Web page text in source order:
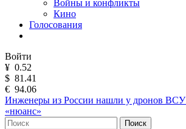
Войны и конфликты
Кино
Голосования
Войти
¥ 0.52
$ 81.41
€ 94.06
Инженеры из России нашли у дронов ВСУ
«нюанс»
Поиск